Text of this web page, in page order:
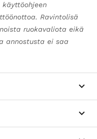
Ravintolisä
ruokavaliota eikä
annostusta ei saa